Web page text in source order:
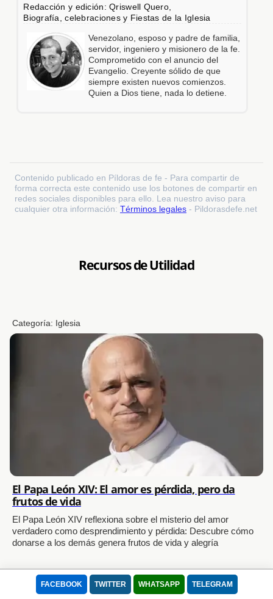
FACEBOOK TWITTER WHATSAPP TELEGRAM
Redacción y edición: Qriswell Quero,
Biografía, celebraciones y Fiestas de la Iglesia
Venezolano, esposo y padre de familia,
servidor, ingeniero y misionero de la fe.
Comprometido con el anuncio del
Evangelio. Creyente sólido de que
siempre existen nuevos comienzos.
Quien a Dios tiene, nada lo detiene.
Contenido publicado en Píldoras de fe - Para compartir de
forma correcta este contenido use los botones de compartir en
redes sociales disponibles para ello. Lea nuestro aviso para
cualquier otra información: Términos legales - Pildorasdefe.net
Recursos de Utilidad
Categoría: Iglesia
El Papa León XIV: El amor es pérdida, pero da
frutos de vida
El Papa León XIV reflexiona sobre el misterio del amor
verdadero como desprendimiento y pérdida: Descubre cómo
donarse a los demás genera frutos de vida y alegría
Categoría:Iglesia